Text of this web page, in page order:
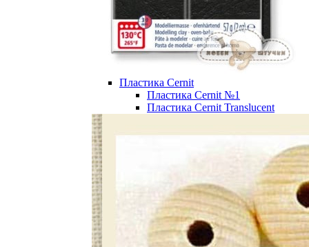
Пластика Cernit
Пластика Cernit №1
Пластика Cernit Translucent